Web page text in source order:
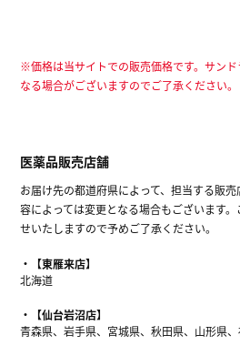
※価格は当サイトでの販売価格です。サン
なる場合がございますのでご了承ください。
医薬品販売店舗
お届け先の都道府県によって、担当する販
容によっては変更となる場合もございます
せいたしますので予めご了承ください。
【東雁来店】
北海道
【仙台岩沼店】
青森県、岩手県、宮城県、秋田県、山形県